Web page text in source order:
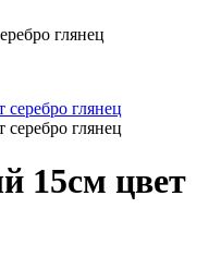
глянец
15см цвет